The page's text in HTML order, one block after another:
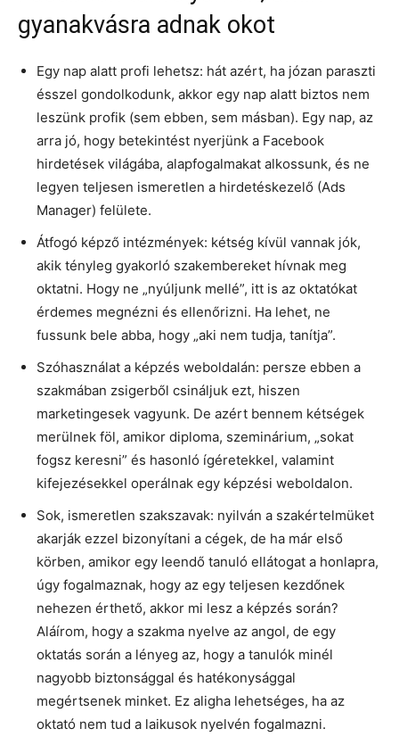
gyanakvásra adnak okot
Egy nap alatt profi lehetsz: hát azért, ha józan paraszti
ésszel gondolkodunk, akkor egy nap alatt biztos nem
leszünk profik (sem ebben, sem másban). Egy nap, az
arra jó, hogy betekintést nyerjünk a Facebook
hirdetések világába, alapfogalmakat alkossunk, és ne
legyen teljesen ismeretlen a hirdetéskezelő (Ads
Manager) felülete.
Átfogó képző intézmények: kétség kívül vannak jók,
akik tényleg gyakorló szakembereket hívnak meg
oktatni. Hogy ne „nyúljunk mellé”, itt is az oktatókat
érdemes megnézni és ellenőrizni. Ha lehet, ne
fussunk bele abba, hogy „aki nem tudja, tanítja”.
Szóhasználat a képzés weboldalán: persze ebben a
szakmában zsigerből csináljuk ezt, hiszen
marketingesek vagyunk. De azért bennem kétségek
merülnek föl, amikor diploma, szeminárium, „sokat
fogsz keresni” és hasonló ígéretekkel, valamint
kifejezésekkel operálnak egy képzési weboldalon.
Sok, ismeretlen szakszavak: nyilván a szakértelmüket
akarják ezzel bizonyítani a cégek, de ha már első
körben, amikor egy leendő tanuló ellátogat a honlapra,
úgy fogalmaznak, hogy az egy teljesen kezdőnek
nehezen érthető, akkor mi lesz a képzés során?
Aláírom, hogy a szakma nyelve az angol, de egy
oktatás során a lényeg az, hogy a tanulók minél
nagyobb biztonsággal és hatékonysággal
megértsenek minket. Ez aligha lehetséges, ha az
oktató nem tud a laikusok nyelvén fogalmazni.